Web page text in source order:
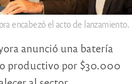
encabezó el acto de lanzamiento.
anunció una batería
productivo por $30.000